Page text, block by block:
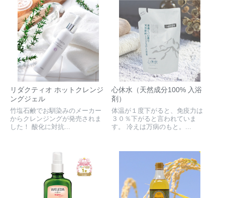
リダクティオ ホットクレンジ
ングジェル
竹塩石鹸でお馴染みのメーカー
からクレンジングが発売されま
した！ 酸化に対抗...
心休水（天然成分100% 入浴
剤）
体温が１度下がると、免疫力は
３０％下がると言われていま
す。 冷えは万病のもと。...